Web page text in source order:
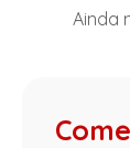
Ainda